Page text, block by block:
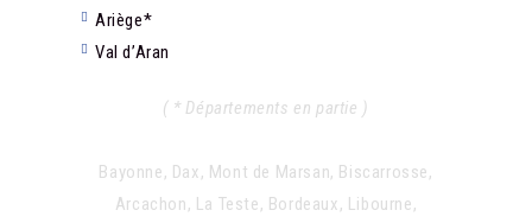
Ariège*
Val d’Aran
( * Départements en partie )
Bayonne, Dax, Mont de Marsan, Biscarrosse,
Arcachon, La Teste, Bordeaux, Libourne,